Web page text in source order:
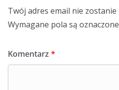
Twój adres email nie
Wymagane pola są oznaczone
Komentarz *